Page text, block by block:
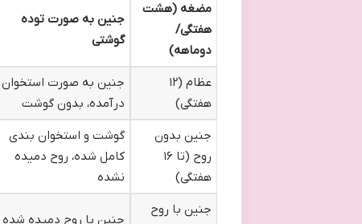
مضغه (هشت
هفتگی/
دوماهه)
جنین به صورت توده
گوشتی
عظام (۱۲
هفتگی)
جنین به صورت استخوان
درآمده، بدون گوشت
جنین بدون
روح (تا ۱۶
هفتگی)
گوشت و استخوان بندی
کامل شده، روح دمیده
نشده
جنین با روح
جنین با روح دمیده شده